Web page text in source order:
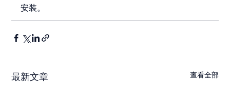
安装。
最新文章 查看全部